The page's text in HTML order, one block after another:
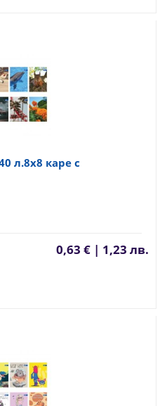
л.8х8 каре с
0,63 € | 1,23 лв.